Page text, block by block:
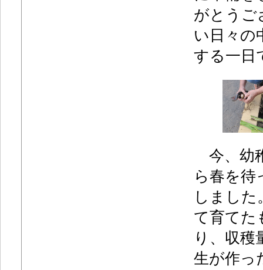
がとうご
い日々の
する一日
今、幼
ら春を待
しました
て育てた
り、収穫
生が作っ